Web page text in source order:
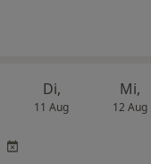
Di,
11 Aug
Mi,
12 Aug